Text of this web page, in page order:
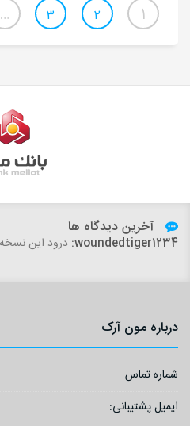
1
2
3
…
آخرین دیدگاه ها
woundedtiger1234: درود این نسخه 7 برای مکس 2025 هم جوابه؟... fatemeh.dfard: سلام،خسته
درباره مون آرک
شماره تماس:
ایمیل پشتیبانی: